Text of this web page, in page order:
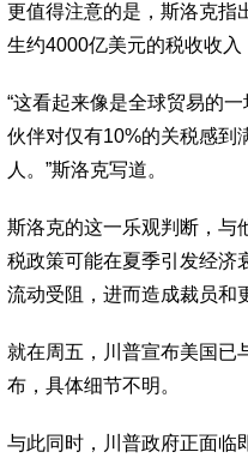
更值得注意的是，斯洛克指
生约4000亿美元的税收收入
“这看起来像是全球贸易的
伙伴对仅有10%的关税感到
人。”斯洛克写道。
斯洛克的这一乐观判断，与
税政策可能在夏季引发经济
流动受阻，进而造成裁员和
就在周五，川普宣布美国已
布，具体细节不明。
与此同时，川普政府正面临